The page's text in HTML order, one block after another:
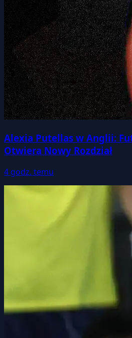
Alexia Putellas w Anglii:
Otwiera Nowy Rozdział
4 godz. temu